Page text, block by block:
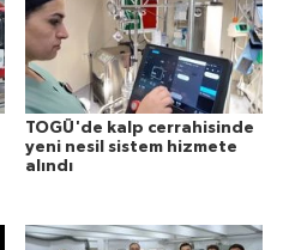
TOGÜ'de kalp cerrahisinde
yeni nesil sistem hizmete
alındı